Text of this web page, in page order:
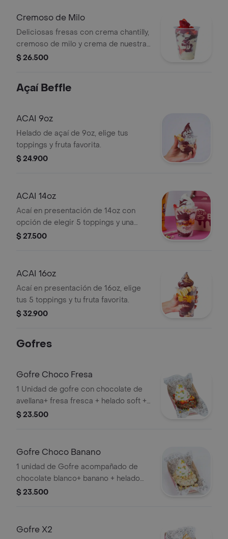
Cremoso de Milo
Deliciosas fresas con crema chantilly,
cremoso de milo y crema de nuestra
casa Beffle, presentacion de 14 Oz.
$ 26.500
Açaí Beffle
ACAI 9oz
Helado de açaí de 9oz, elige tus
toppings y fruta favorita.
$ 24.900
ACAI 14oz
Acaí en presentación de 14oz con
opción de elegir 5 toppings y una
fruta favorita.
$ 27.500
ACAI 16oz
Acaí en presentación de 16oz, elige
tus 5 toppings y tu fruta favorita.
$ 32.900
Gofres
Gofre Choco Fresa
1 Unidad de gofre con chocolate de
avellana+ fresa fresca + helado soft +
salsa de frutos rojos
$ 23.500
Gofre Choco Banano
1 unidad de Gofre acompañado de
chocolate blanco+ banano + helado
soft de vainilla+ salsa de arequipe
$ 23.500
Gofre X2